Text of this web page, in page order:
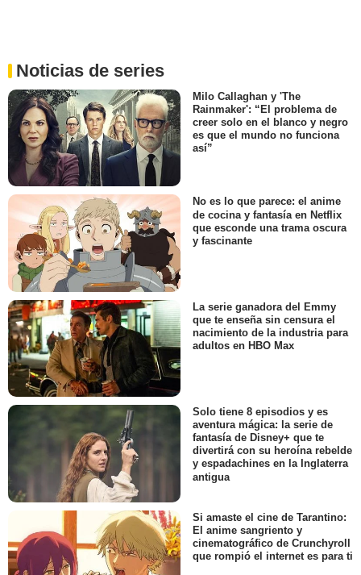
Noticias de series
Milo Callaghan y 'The
Rainmaker': “El problema de
creer solo en el blanco y negro
es que el mundo no funciona
así”
No es lo que parece: el anime
de cocina y fantasía en Netflix
que esconde una trama oscura
y fascinante
La serie ganadora del Emmy
que te enseña sin censura el
nacimiento de la industria para
adultos en HBO Max
Solo tiene 8 episodios y es
aventura mágica: la serie de
fantasía de Disney+ que te
divertirá con su heroína rebelde
y espadachines en la Inglaterra
antigua
Si amaste el cine de Tarantino:
El anime sangriento y
cinematográfico de Crunchyroll
que rompió el internet es para ti